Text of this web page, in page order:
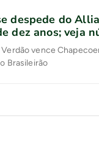
despede do
dez anos; veja
vence
Brasileirão